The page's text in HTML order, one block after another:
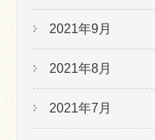
2021年9月
2021年8月
2021年7月